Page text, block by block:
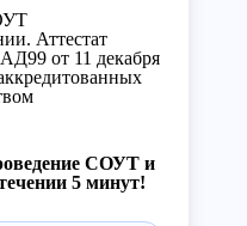
Аттестат
от 11 декабря
СОУТ и
5 минут!